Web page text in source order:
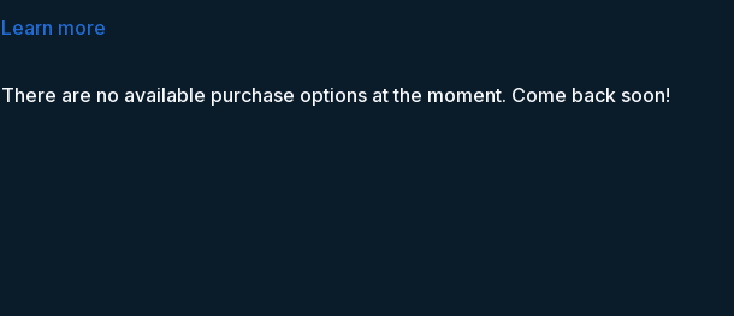
Learn more
There are no available purchase options at the moment. Come back soon!